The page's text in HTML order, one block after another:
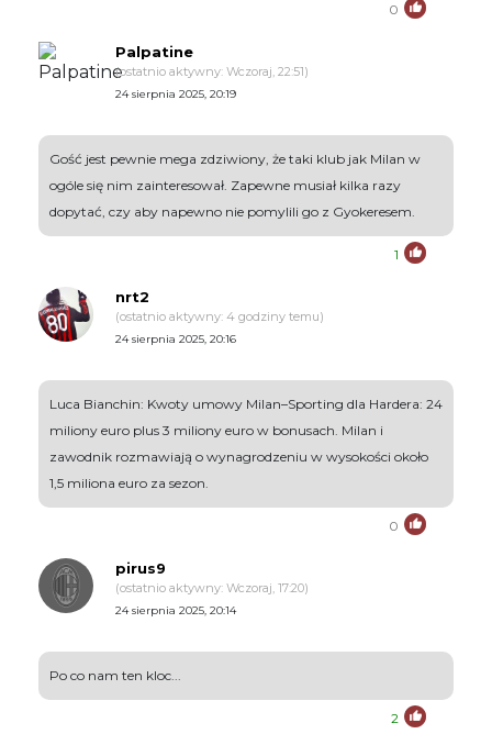
0
Palpatine
(ostatnio aktywny: Wczoraj, 22:51)
24 sierpnia 2025, 20:19
Gość jest pewnie mega zdziwiony, że taki klub jak Milan w
ogóle się nim zainteresował. Zapewne musiał kilka razy
dopytać, czy aby napewno nie pomylili go z Gyokeresem.
1
nrt2
(ostatnio aktywny: 4 godziny temu)
24 sierpnia 2025, 20:16
Luca Bianchin: Kwoty umowy Milan–Sporting dla Hardera: 24
miliony euro plus 3 miliony euro w bonusach. Milan i
zawodnik rozmawiają o wynagrodzeniu w wysokości około
1,5 miliona euro za sezon.
0
pirus9
(ostatnio aktywny: Wczoraj, 17:20)
24 sierpnia 2025, 20:14
Po co nam ten kloc...
2